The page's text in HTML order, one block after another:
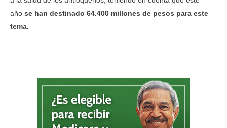
año se han destinado 64.400 millones de pesos para este
tema.